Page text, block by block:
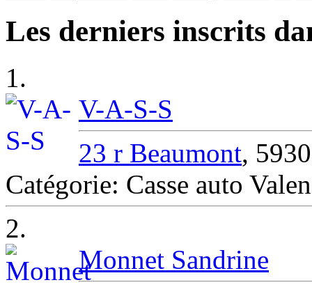
Les derniers inscrits
1.
V-A-S-S
23 r Beaumont,
Catégorie: Casse auto
2.
Monnet Sandrine